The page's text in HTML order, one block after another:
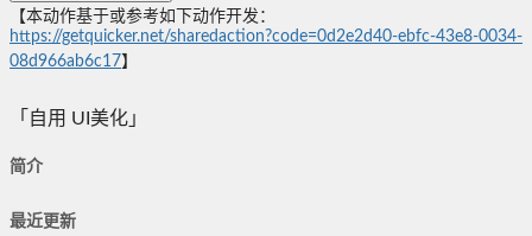
【本动作基于或参考如下动作开发：
https://getquicker.net/sharedaction?code=0d2e2d40-ebfc-43e8-0034-
08d966ab6c17 】
「自用 UI美化」
简介
最近更新